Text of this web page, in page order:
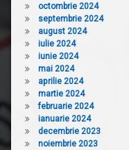
octombrie 2024
septembrie 2024
august 2024
iulie 2024
iunie 2024
mai 2024
aprilie 2024
martie 2024
februarie 2024
ianuarie 2024
decembrie 2023
noiembrie 2023